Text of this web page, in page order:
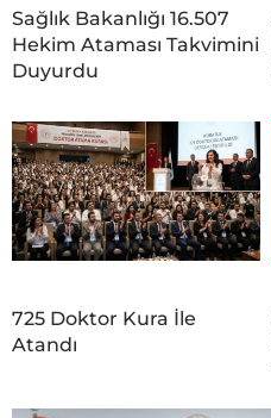
Sağlık Bakanlığı 16.507
Hekim Ataması Takvimini
Duyurdu
725 Doktor Kura İle
Atandı